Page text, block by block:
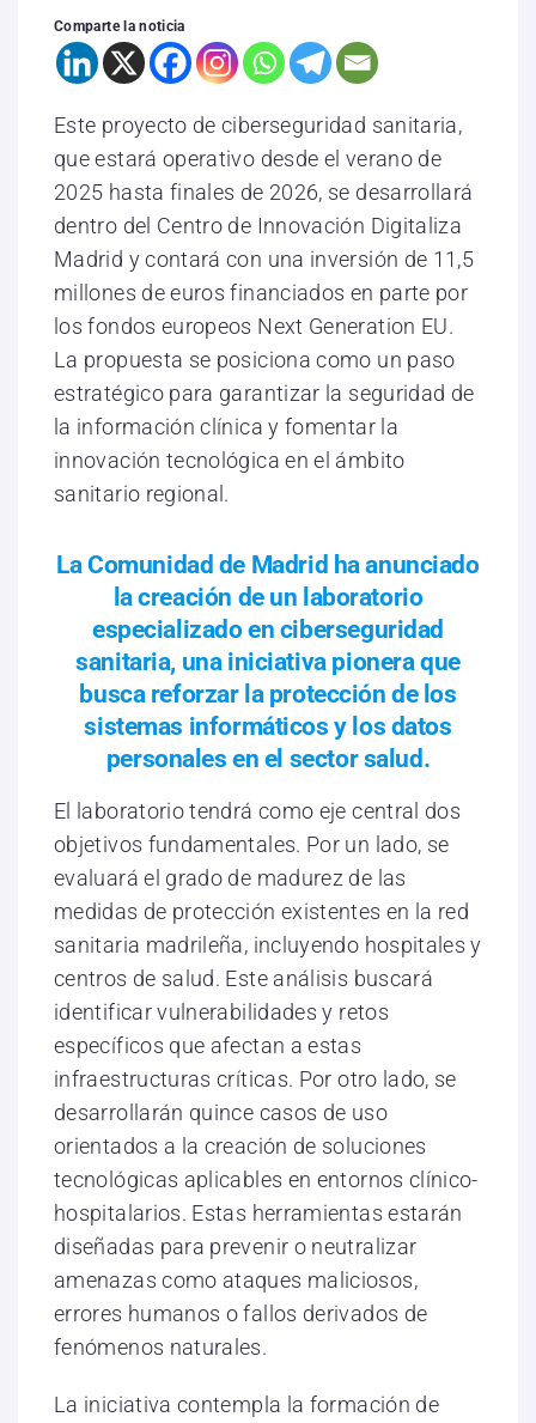
Comparte la noticia
Este proyecto de ciberseguridad sanitaria,
que estará operativo desde el verano de
2025 hasta finales de 2026, se desarrollará
dentro del Centro de Innovación Digitaliza
Madrid y contará con una inversión de 11,5
millones de euros financiados en parte por
los fondos europeos Next Generation EU.
La propuesta se posiciona como un paso
estratégico para garantizar la seguridad de
la información clínica y fomentar la
innovación tecnológica en el ámbito
sanitario regional.
La Comunidad de Madrid ha anunciado
la creación de un laboratorio
especializado en ciberseguridad
sanitaria, una iniciativa pionera que
busca reforzar la protección de los
sistemas informáticos y los datos
personales en el sector salud.
El laboratorio tendrá como eje central dos
objetivos fundamentales. Por un lado, se
evaluará el grado de madurez de las
medidas de protección existentes en la red
sanitaria madrileña, incluyendo hospitales y
centros de salud. Este análisis buscará
identificar vulnerabilidades y retos
específicos que afectan a estas
infraestructuras críticas. Por otro lado, se
desarrollarán quince casos de uso
orientados a la creación de soluciones
tecnológicas aplicables en entornos clínico-
hospitalarios. Estas herramientas estarán
diseñadas para prevenir o neutralizar
amenazas como ataques maliciosos,
errores humanos o fallos derivados de
fenómenos naturales.
La iniciativa contempla la formación de